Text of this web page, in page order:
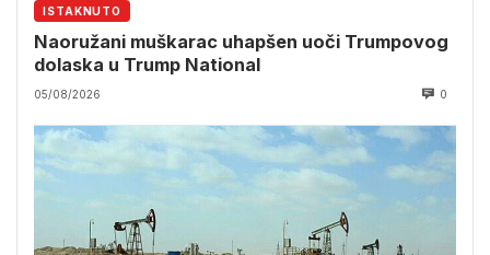
ISTAKNUTO
Naoružani muškarac uhapšen uoči Trumpovog
dolaska u Trump National
05/08/2026 0